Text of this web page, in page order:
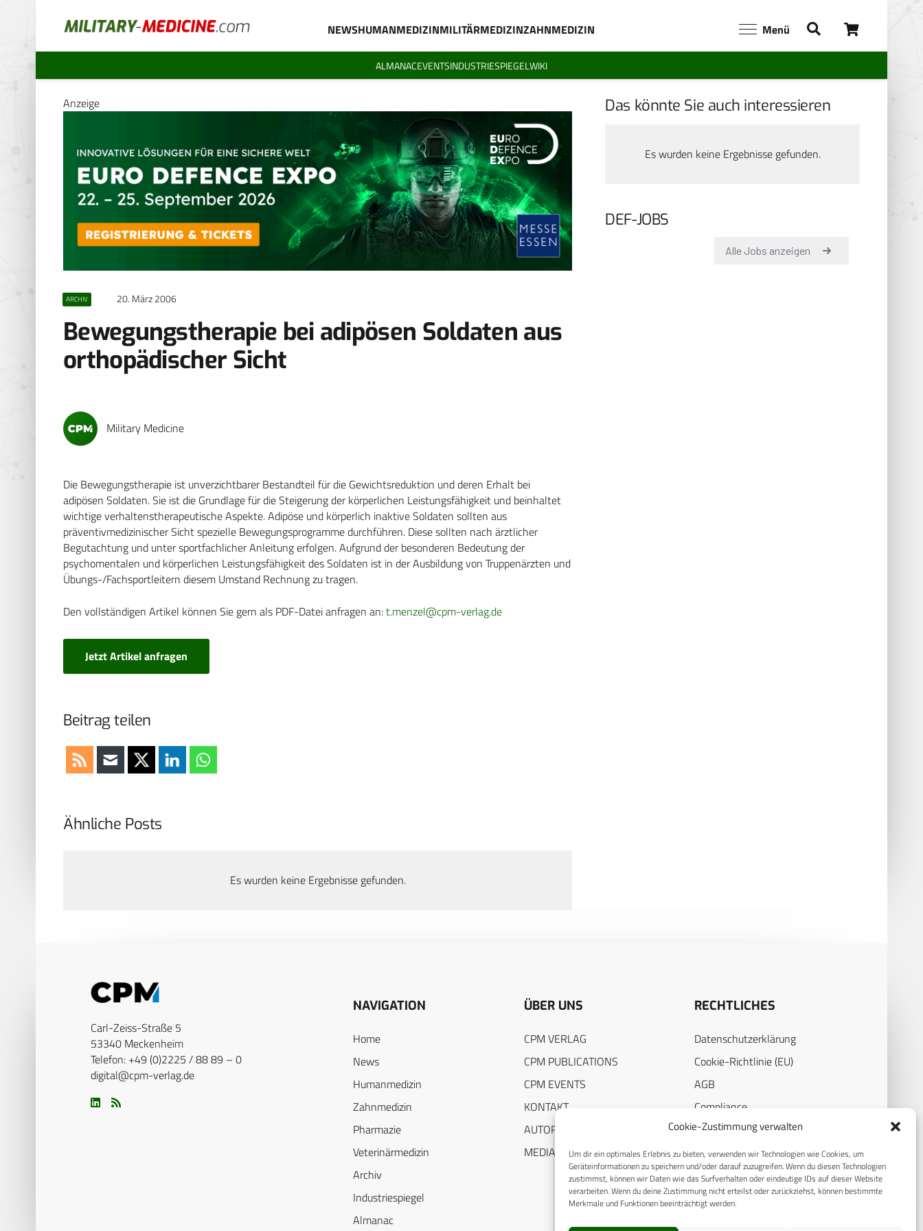
Cookie-Zustimmung verwalten
Um dir ein optimales Erlebnis zu bieten, verwenden wir Technologien wie Cookies, um
Geräteinformationen zu speichern und/oder darauf zuzugreifen. Wenn du diesen Technologien
zustimmst, können wir Daten wie das Surfverhalten oder eindeutige IDs auf dieser Website
verarbeiten. Wenn du deine Zustimmung nicht erteilst oder zurückziehst, können bestimmte
Merkmale und Funktionen beeinträchtigt werden.
NEWSHUMANMEDIZINMILITÄRMEDIZINZAHNMEDIZIN Menü
ALMANACEVENTSINDUSTRIESPIEGELWIKI
Anzeige
ARCHIV 20. März 2006
Bewegungstherapie bei adipösen Soldaten aus
orthopädischer Sicht
Military Medicine
Die Bewegungstherapie ist unverzichtbarer Bestandteil für die Gewichtsreduktion und deren Erhalt bei
adipösen Soldaten. Sie ist die Grundlage für die Steigerung der körperlichen Leistungsfähigkeit und beinhaltet
wichtige verhaltenstherapeutische Aspekte. Adipöse und körperlich inaktive Soldaten sollten aus
präventivmedizinischer Sicht spezielle Bewegungsprogramme durchführen. Diese sollten nach ärztlicher
Begutachtung und unter sportfachlicher Anleitung erfolgen. Aufgrund der besonderen Bedeutung der
psychomentalen und körperlichen Leistungsfähigkeit des Soldaten ist in der Ausbildung von Truppenärzten und
Übungs-/Fachsportleitern diesem Umstand Rechnung zu tragen.
Den vollständigen Artikel können Sie gern als PDF-Datei anfragen an:t.menzel@cpm-verlag.de
Jetzt Artikel anfragen
Beitrag teilen
Das könnte Sie auch interessieren
Es wurden keine Ergebnisse gefunden.
DEF-JOBS
Ähnliche Posts
Es wurden keine Ergebnisse gefunden.
Carl-Zeiss-Straße 5
53340 Meckenheim
Telefon: +49 (0)2225 / 88 89 – 0
digital@cpm-verlag.de
NAVIGATION
Home
News
Humanmedizin
Zahnmedizin
Pharmazie
Veterinärmedizin
Archiv
Industriespiegel
Almanac
ÜBER UNS
CPM VERLAG
CPM PUBLICATIONS
CPM EVENTS
KONTAKT
AUTORENHINWEISE
MEDIADATEN
RECHTLICHES
Datenschutzerklärung
Cookie-Richtlinie (EU)
AGB
Compliance
Impressum